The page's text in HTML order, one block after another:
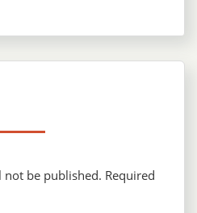
not be published. Required